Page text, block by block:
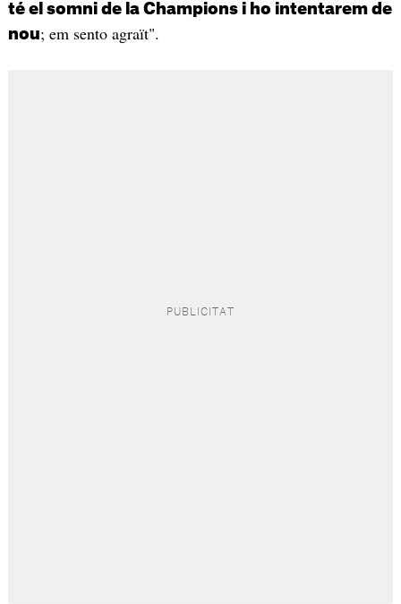
té el somni de la Champions i ho intentarem de
nou; em sento agraït".